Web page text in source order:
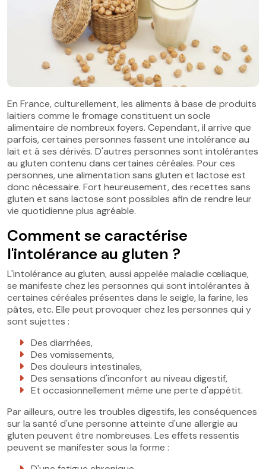
En France, culturellement, les aliments à base de produits
laitiers comme le fromage constituent un socle
alimentaire de nombreux foyers. Cependant, il arrive que
parfois, certaines personnes fassent une intolérance au
lait et à ses dérivés. D'autres personnes sont intolérantes
au gluten contenu dans certaines céréales. Pour ces
personnes, une alimentation sans gluten et lactose est
donc nécessaire. Fort heureusement, des recettes sans
gluten et sans lactose sont possibles afin de rendre leur
vie quotidienne plus agréable.
Comment se caractérise
l'intolérance au gluten ?
L'intolérance au gluten, aussi appelée maladie cœliaque,
se manifeste chez les personnes qui sont intolérantes à
certaines céréales présentes dans le seigle, la farine, les
pâtes, etc. Elle peut provoquer chez les personnes qui y
sont sujettes :
Des diarrhées,
Des vomissements,
Des douleurs intestinales,
Des sensations d'inconfort au niveau digestif,
Et occasionnellement même une perte d'appétit.
Par ailleurs, outre les troubles digestifs, les conséquences
sur la santé d'une personne atteinte d'une allergie au
gluten peuvent être nombreuses. Les effets ressentis
peuvent se manifester sous la forme :